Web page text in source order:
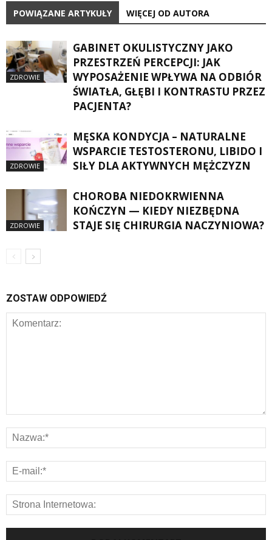
POWIĄZANE ARTYKUŁY WIĘCEJ OD AUTORA
ZDROWIE
GABINET OKULISTYCZNY JAKO
PRZESTRZEŃ PERCEPCJI: JAK
WYPOSAŻENIE WPŁYWA NA ODBIÓR
ŚWIATŁA, GŁĘBI I KONTRASTU PRZEZ
PACJENTA?
ZDROWIE
MĘSKA KONDYCJA – NATURALNE
WSPARCIE TESTOSTERONU, LIBIDO I
SIŁY DLA AKTYWNYCH MĘŻCZYZN
ZDROWIE
CHOROBA NIEDOKRWIENNA
KOŃCZYN — KIEDY NIEZBĘDNA
STAJE SIĘ CHIRURGIA NACZYNIOWA?
ZOSTAW ODPOWIEDŹ